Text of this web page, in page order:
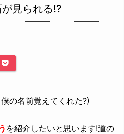
見られる!?
の名前覚えてくれた?)
を紹介したいと思います!道の